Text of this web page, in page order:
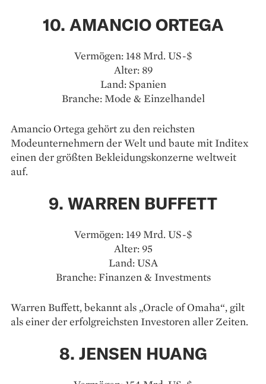
10. AMANCIO ORTEGA
Vermögen: 148 Mrd. US-$
Alter: 89
Land: Spanien
Branche: Mode & Einzelhandel
Amancio Ortega gehört zu den reichsten
Modeunternehmern der Welt und baute mit Inditex
einen der größten Bekleidungskonzerne weltweit
auf.
9. WARREN BUFFETT
Vermögen: 149 Mrd. US-$
Alter: 95
Land: USA
Branche: Finanzen & Investments
Warren Buffett, bekannt als „Oracle of Omaha“, gilt
als einer der erfolgreichsten Investoren aller Zeiten.
8. JENSEN HUANG